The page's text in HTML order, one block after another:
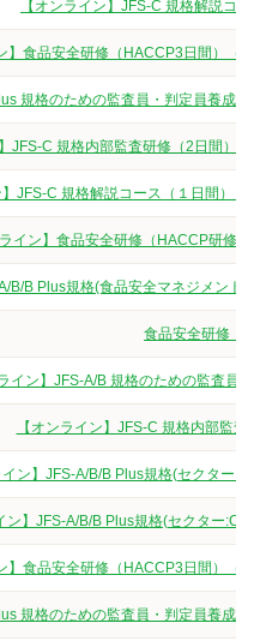
【オンライン】JFS-C 規格解説コ
】食品安全研修（HACCP3日間）
規格のための監査員・判定員養
】JFS-C 規格内部監査研修（2日間）
】JFS-C 規格解説コース（１日間）
ライン】食品安全研修（HACCP研修
B/B Plus規格(食品安全マネジメント
食品安全研修（
ライン】JFS-A/B 規格のための監査
【オンライン】JFS-C 規格内部監
イン】JFS-A/B/B Plus規格(セクタ
ン】JFS-A/B/B Plus規格(セクター
】食品安全研修（HACCP3日間）
規格のための監査員・判定員養